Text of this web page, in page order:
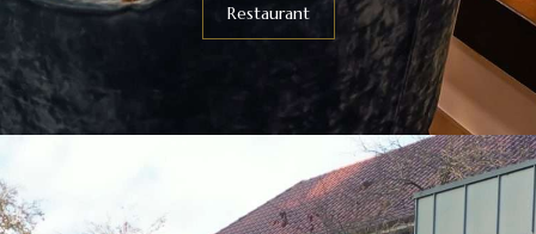
Restaurant